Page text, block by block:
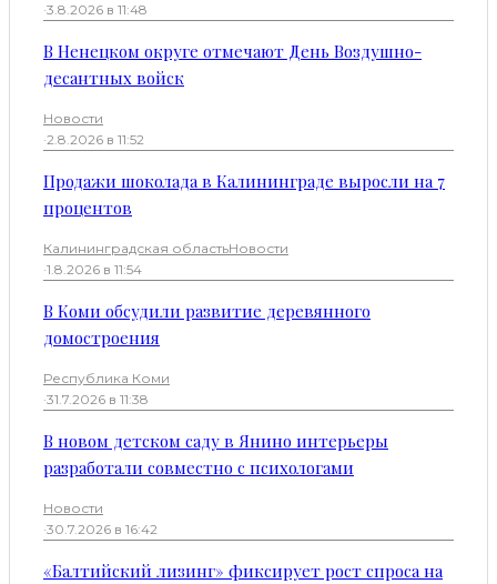
·3.8.2026 в 11:48
В Ненецком округе отмечают День Воздушно-
десантных войск
Новости
·2.8.2026 в 11:52
Продажи шоколада в Калининграде выросли на 7
процентов
Калининградская областьНовости
·1.8.2026 в 11:54
В Коми обсудили развитие деревянного
домостроения
Республика Коми
·31.7.2026 в 11:38
В новом детском саду в Янино интерьеры
разработали совместно с психологами
Новости
·30.7.2026 в 16:42
«Балтийский лизинг» фиксирует рост спроса на